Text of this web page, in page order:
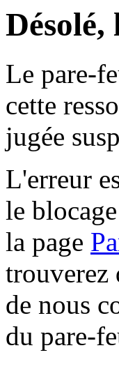
Désolé,
Le pare-
cette
jugée
L'erreur
le
la page
trouverez
de nous
du pare-